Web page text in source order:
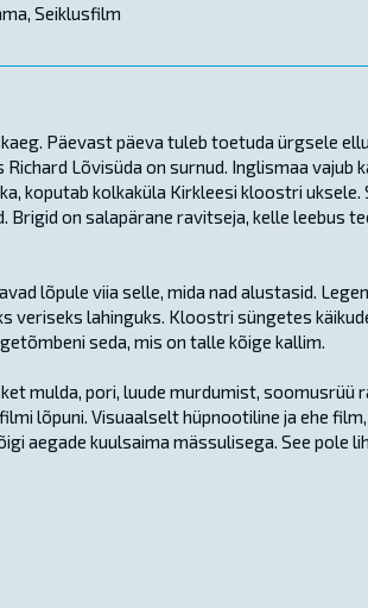
Seiklusfilm
Päevast päeva tuleb toetuda ürgsele
Lõvisüda on surnud. Inglismaa
koputab kolkaküla Kirkleesi kloostri
Brigid on salapärane ravitseja, kelle leebus
lõpule viia selle, mida nad alustasid.
veriseks lahinguks. Kloostri süngetes
seda, mis on talle kõige kallim.
mulda, pori, luude murdumist, soomusrüü
lõpuni. Visuaalselt hüpnootiline ja ehe
aegade kuulsaima mässulisega. See pole